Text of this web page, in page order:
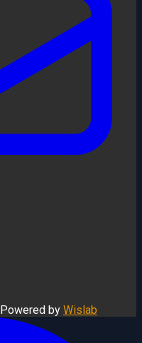
Powered by Wislab